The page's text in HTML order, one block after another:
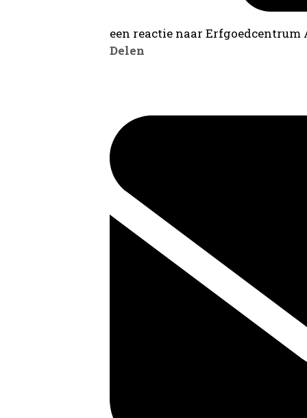
een reactie naar
Delen